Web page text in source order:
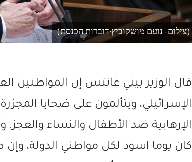
(צילום- נועם מושקוביץ:דוברות הכנסת)
قال الوزير بيني غانتس إن المواطنين
الإسرائيلي، ويتألمون على ضحايا
الإرهابية ضد الأطفال والنساء
كان يوما اسود لكل مواطني الدولة،